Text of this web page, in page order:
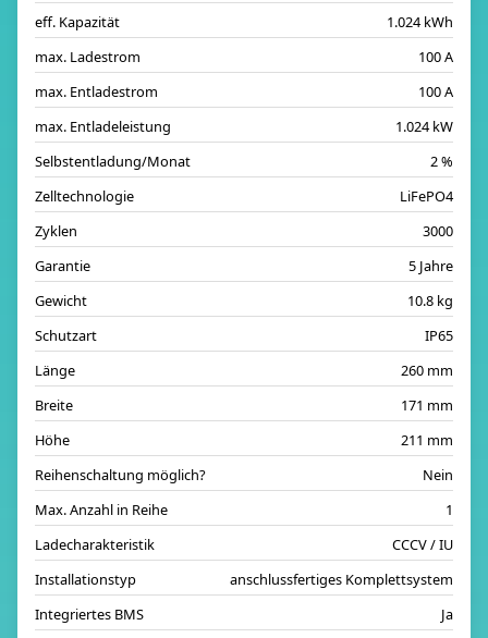
eff. Kapazität
1.024 kWh
max. Ladestrom
100 A
max. Entladestrom
100 A
max. Entladeleistung
1.024 kW
Selbstentladung/Monat
2 %
Zelltechnologie
LiFePO4
Zyklen
3000
Garantie
5 Jahre
Gewicht
10.8 kg
Schutzart
IP65
Länge
260 mm
Breite
171 mm
Höhe
211 mm
Reihenschaltung möglich?
Nein
Max. Anzahl in Reihe
1
Ladecharakteristik
CCCV / IU
Installationstyp
anschlussfertiges Komplettsystem
Integriertes BMS
Ja